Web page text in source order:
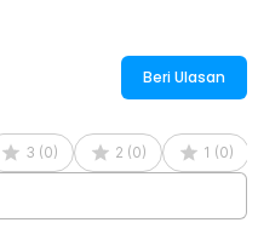
Beri Ulasan
3 (0) 2 (0) 1 (0)